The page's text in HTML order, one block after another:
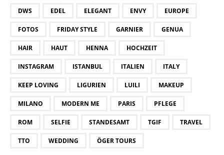
DWS EDEL ELEGANT ENVY EUROPE
FOTOS FRIDAY STYLE GARNIER GENUA
HAIR HAUT HENNA HOCHZEIT
INSTAGRAM ISTANBUL ITALIEN ITALY
KEEP LOVING LIGURIEN LUILI MAKEUP
MILANO MODERN ME PARIS PFLEGE
ROM SELFIE STANDESAMT TGIF TRAVEL
TTO WEDDING ÖGER TOURS